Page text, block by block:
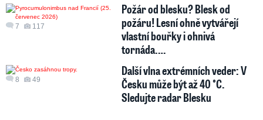
7 117
Požár od blesku? Blesk od
požáru! Lesní ohně vytvářejí
vlastní bouřky i ohnivá
tornáda.…
8 49
Další vlna extrémních veder: V
Česku může být až 40 °C.
Sledujte radar Blesku